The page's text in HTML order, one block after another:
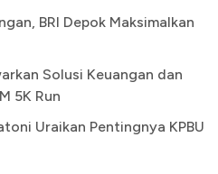
BRI Depok Maksimalkan
Solusi Keuangan dan
5K Run
Uraikan Pentingnya KPBU